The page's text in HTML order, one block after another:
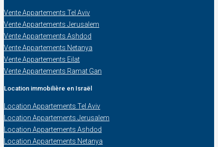
Vente Appartements Tel Aviv
Vente Appartements Jerusalem
Vente Appartements Ashdod
Vente Appartements Netanya
Vente Appartements Eilat
Vente Appartements Ramat Gan
Location immobilière en Israël
Location Appartements Tel Aviv
Location Appartements Jerusalem
Location Appartements Ashdod
Location Appartements Netanya